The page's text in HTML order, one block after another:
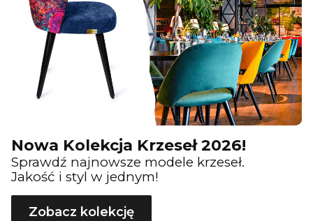
Nowa Kolekcja Krzeseł 2026!
Sprawdź najnowsze modele krzeseł.
Jakość i styl w jednym!
Zobacz kolekcję